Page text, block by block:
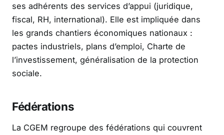
ses adhérents des services d’appui (juridique,
fiscal, RH, international). Elle est impliquée dans
les grands chantiers économiques nationaux :
pactes industriels, plans d’emploi, Charte de
l’investissement, généralisation de la protection
sociale.
Fédérations
La CGEM regroupe des fédérations qui couvrent